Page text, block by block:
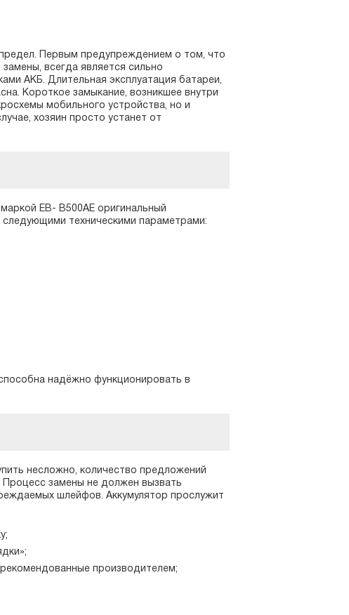
Первым предупреждением о том, что
всегда является сильно
АКБ. Длительная эксплуатация батареи,
Короткое замыкание, возникшее внутри
мобильного устройства, но и
хозяин просто устанет от
EB- B500AE оригинальный
техническими параметрами:
надёжно функционировать в
несложно, количество предложений
замены не должен вызвать
шлейфов. Аккумулятор прослужит
производителем;